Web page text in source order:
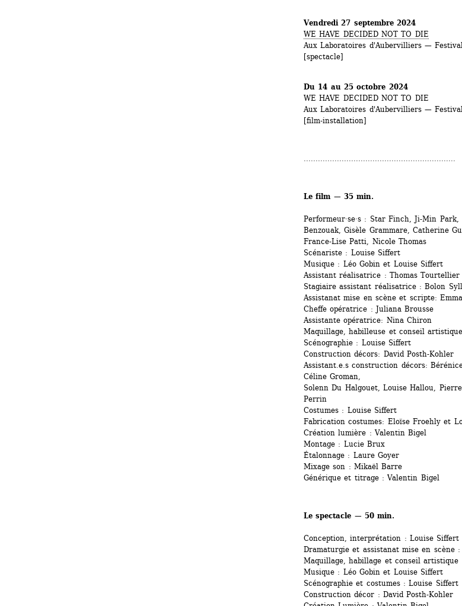
Vendredi 27 septembre 2024
WE HAVE DECIDED NOT TO DIE
Aux Laboratoires d'Aubervilliers —
[spectacle]
Du 14 au 25 octobre 2024
WE HAVE DECIDED NOT TO DIE
Aux Laboratoires d'Aubervilliers —
[film-installation]
................................................................
Le film — 35 min.
Performeur·se·s : Star Finch, Ji-Min
Benzouak, Gisèle Grammare, Catherine
France-Lise Patti, Nicole Thomas
Scénariste : Louise Siffert
Musique : Léo Gobin et Louise Siffert
Assistant réalisatrice : Thomas Tourtellier
Stagiaire assistant réalisatrice : Bolon
Assistanat mise en scène et scripte:
Cheffe opératrice : Juliana Brousse
Assistante opératrice: Nina Chiron
Maquillage, habilleuse et conseil
Scénographie : Louise Siffert
Construction décors: David Posth-Kohler
Assistant.e.s construction décors:
Céline Groman,
Solenn Du Halgouet, Louise Hallou,
Perrin
Costumes : Louise Siffert
Fabrication costumes: Eloïse Froehly et
Création lumière : Valentin Bigel
Montage : Lucie Brux
Étalonnage : Laure Goyer
Mixage son : Mikaël Barre
Générique et titrage : Valentin Bigel
Le spectacle — 50 min.
Conception, interprétation : Louise Siffert
Dramaturgie et assistanat mise en scène
Maquillage, habillage et conseil
Musique : Léo Gobin et Louise Siffert
Scénographie et costumes : Louise Siffert
Construction décor : David Posth-Kohler